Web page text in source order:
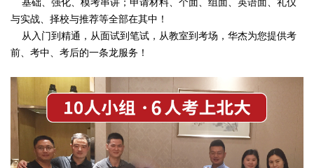
与实战、择校与推荐等全部在其中！
从入门到精通，从面试到笔试，从教室到考场，华杰为您提供考
前、考中、考后的一条龙服务！